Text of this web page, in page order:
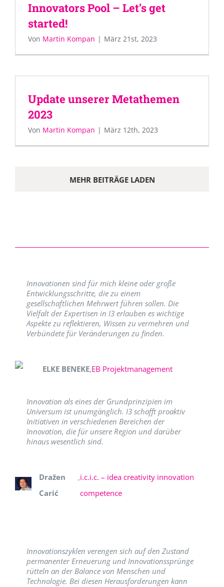
Innovators Pool – Let’s get
started!
Von Martin Kompan | März 21st, 2023
Update unserer Metathemen
2023
Von Martin Kompan | März 12th, 2023
MEHR BEITRÄGE LADEN
Innovationen sind für mich kleine oder große
Entwicklungsschritte, die zu einem
gesellschaftlichen Mehrwert führen sollen. Die
Vielfalt der Expertisen in I3 erlauben es wichtige
Aspekte zu reflektieren, Wissen zu vermehren und
Verbündete für Veränderungen zu finden.
ELKE BENEKE,EB Projektmanagement
Innovation als eines der Grundprinzipien im
Universum ist unumgänglich. I3 schafft proaktiv
Initiativen in verschiedenen Bereichen der
Innovation, die für unsere Region und darüber
hinaus wesentlich sind.
Dražen
Carić
,i.c.i.c. – idea creativity innovation
competence
Innovationszyklen verengen sich auf den Zustand
permanenter Erneuerung und Innovationssprünge
rütteln an der Balance von Menschen und
Technologie. Bei diesen Herausforderungen kann